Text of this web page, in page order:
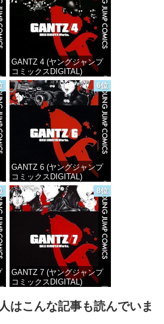
GANTZ 4 (ヤングジャンプ
コミックスDIGITAL)
価格：¥100
6位
GANTZ 6 (ヤングジャンプ
コミックスDIGITAL)
価格：¥100
8位
GANTZ 7 (ヤングジャンプ
コミックスDIGITAL)
価格：¥100
はこんな記事も読んでいま